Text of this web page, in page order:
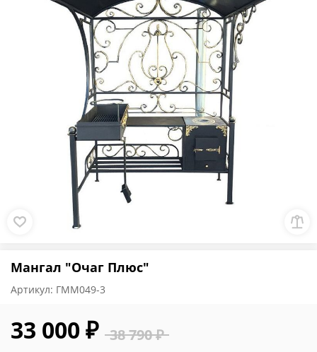
Мангал "Очаг Плюс"
Артикул: ГММ049-3
38 790 ₽
33 000 ₽